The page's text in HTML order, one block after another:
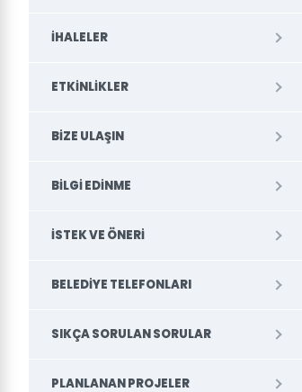
İHALELER
ETKINLIKLER
BIZE ULAŞIN
BILGI EDINME
İSTEK VE ÖNERI
BELEDİYE TELEFONLARI
SIKÇA SORULAN SORULAR
PLANLANAN PROJELER